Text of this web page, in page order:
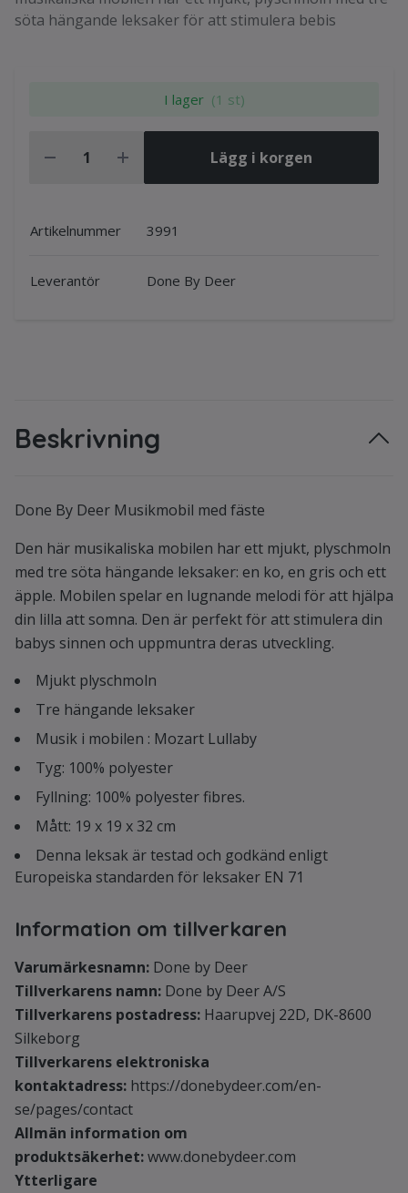
söta hängande leksaker för att stimulera bebis
I lager (1 st)
Lägg i korgen
Artikelnummer 3991
Leverantör Done By Deer
Beskrivning
Done By Deer Musikmobil med fäste
Den här musikaliska mobilen har ett mjukt, plyschmoln
med tre söta hängande leksaker: en ko, en gris och ett
äpple. Mobilen spelar en lugnande melodi för att hjälpa
din lilla att somna. Den är perfekt för att stimulera din
babys sinnen och uppmuntra deras utveckling.
Mjukt plyschmoln
Tre hängande leksaker
Musik i mobilen : Mozart Lullaby
Tyg: 100% polyester
Fyllning: 100% polyester fibres.
Mått: 19 x 19 x 32 cm
Denna leksak är testad och godkänd enligt
Europeiska standarden för leksaker EN 71
Information om tillverkaren
Varumärkesnamn: Done by Deer
Tillverkarens namn: Done by Deer A/S
Tillverkarens postadress: Haarupvej 22D, DK-8600
Silkeborg
Tillverkarens elektroniska
kontaktadress: https://donebydeer.com/en-
se/pages/contact
Allmän information om
produktsäkerhet:www.donebydeer.com
Ytterligare